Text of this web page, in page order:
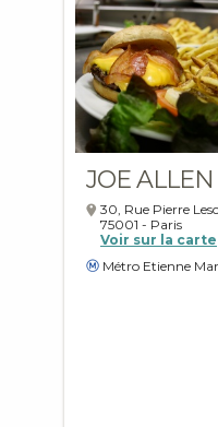
JOE ALLEN
30, Rue Pierre
75001 - Paris
Voir sur la carte
Métro Etienne